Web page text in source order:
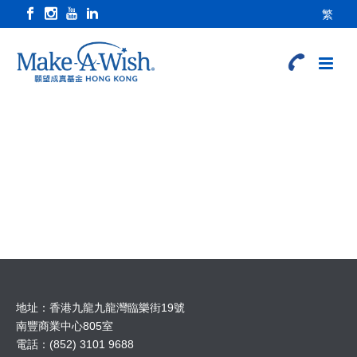
繁
地址：香港九龍九龍灣臨樂街19號
南豐商業中心805室
電話：(852) 3101 9688